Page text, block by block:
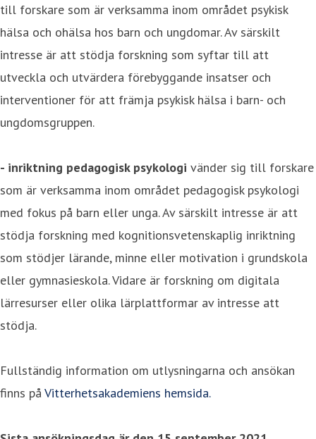
till forskare som är verksamma inom området psykisk
hälsa och ohälsa hos barn och ungdomar. Av särskilt
intresse är att stödja forskning som syftar till att
utveckla och utvärdera förebyggande insatser och
interventioner för att främja psykisk hälsa i barn- och
ungdomsgruppen.
- inriktning pedagogisk psykologi vänder sig till forskare
som är verksamma inom området pedagogisk psykologi
med fokus på barn eller unga. Av särskilt intresse är att
stödja forskning med kognitionsvetenskaplig inriktning
som stödjer lärande, minne eller motivation i grundskola
eller gymnasieskola. Vidare är forskning om digitala
lärresurser eller olika lärplattformar av intresse att
stödja.
Fullständig information om utlysningarna och ansökan
finns på Vitterhetsakademiens hemsida.